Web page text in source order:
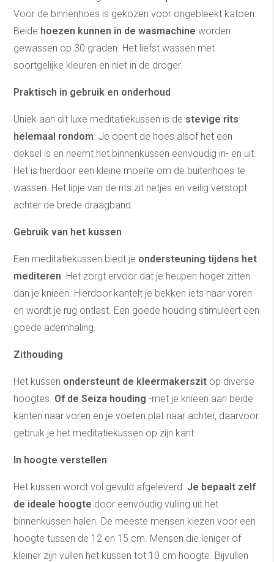
Voor de binnenhoes is gekozen voor ongebleekt katoen.
Beide hoezen kunnen in de wasmachine worden
gewassen op 30 graden. Het liefst wassen met
soortgelijke kleuren en niet in de droger.
Praktisch in gebruik en onderhoud
Uniek aan dit luxe meditatiekussen is de stevige rits
helemaal rondom . Je opent de hoes alsof het een
deksel is en neemt het binnenkussen eenvoudig in- en uit.
Het is hierdoor een kleine moeite om de buitenhoes te
wassen. Het lipje van de rits zit netjes en veilig verstopt
achter de brede draagband.
Gebruik van het kussen
Een meditatiekussen biedt je ondersteuning tijdens het
mediteren . Het zorgt ervoor dat je heupen hoger zitten
dan je knieën. Hierdoor kantelt je bekken iets naar voren
en wordt je rug ontlast. Een goede houding stimuleert een
goede ademhaling.
Zithouding
Het kussen ondersteunt de kleermakerszit op diverse
hoogtes. Of de Seiza houding -met je knieën aan beide
kanten naar voren en je voeten plat naar achter, daarvoor
gebruik je het meditatiekussen op zijn kant.
In hoogte verstellen
Het kussen wordt vol gevuld afgeleverd. Je bepaalt zelf
de ideale hoogte door eenvoudig vulling uit het
binnenkussen halen. De meeste mensen kiezen voor een
hoogte tussen de 12 en 15 cm. Mensen die leniger of
kleiner zijn vullen het kussen tot 10 cm hoogte. Bijvullen